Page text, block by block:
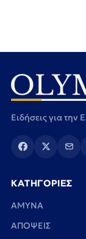
Ειδήσεις για την
ΚΑΤΗΓΟΡΙΕΣ
ΑΜΥΝΑ
ΑΠΟΨΕΙΣ